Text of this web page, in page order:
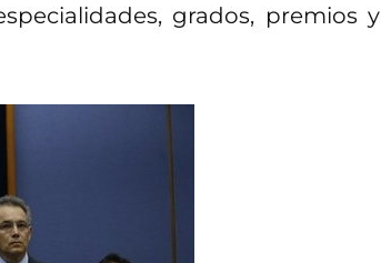
grados, premios y